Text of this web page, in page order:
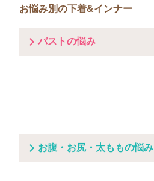
お悩み別の下着&インナー
バストの悩み
お腹・お尻・太ももの悩み